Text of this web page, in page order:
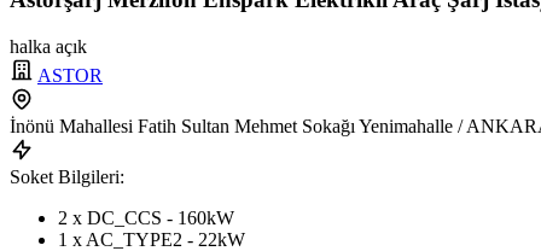
halka açık
ASTOR
İnönü Mahallesi Fatih Sultan Mehmet Sokağı Yenimahalle /
Soket Bilgileri:
2 x DC_CCS - 160kW
1 x AC_TYPE2 - 22kW